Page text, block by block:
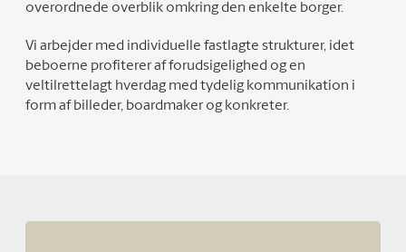
overordnede overblik omkring den enkelte borger.
Vi arbejder med individuelle fastlagte strukturer, idet
beboerne profiterer af forudsigelighed og en
veltilrettelagt hverdag med tydelig kommunikation i
form af billeder, boardmaker og konkreter.